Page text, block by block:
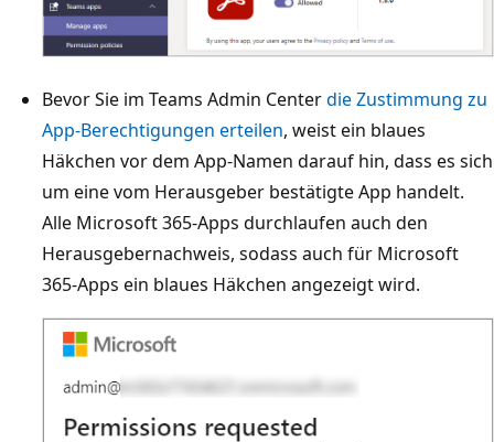
Bevor Sie im Teams Admin Centerdie Zustimmung zu
App-Berechtigungen erteilen, weist ein blaues
Häkchen vor dem App-Namen darauf hin, dass es sich
um eine vom Herausgeber bestätigte App handelt.
Alle Microsoft 365-Apps durchlaufen auch den
Herausgebernachweis, sodass auch für Microsoft
365-Apps ein blaues Häkchen angezeigt wird.